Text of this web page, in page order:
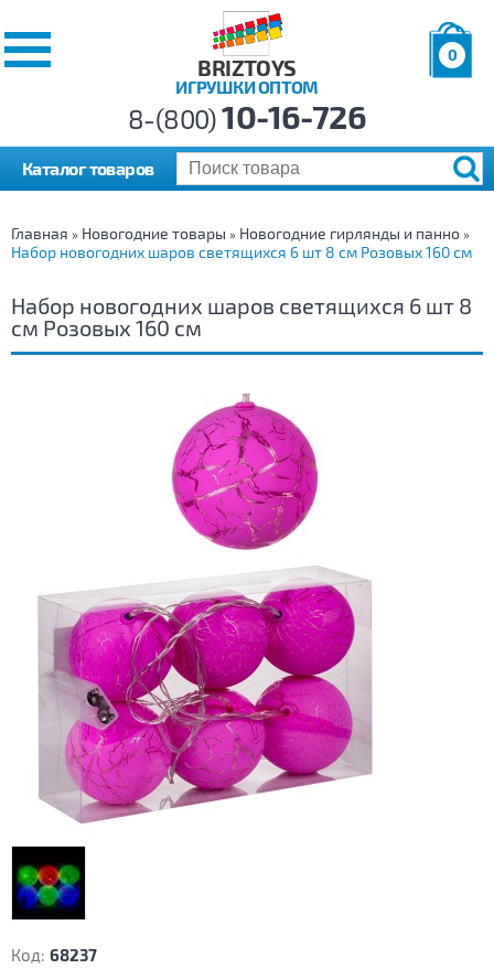
BRIZTOYS
ИГРУШКИ ОПТОМ
0
р.
8-(800)10-16-726
Каталог товаров
Главная » Новогодние товары » Новогодние гирлянды и панно »
Набор новогодних шаров светящихся 6 шт 8 см Розовых 160 см
Набор новогодних шаров светящихся 6 шт 8
см Розовых 160 см
Код: 68237